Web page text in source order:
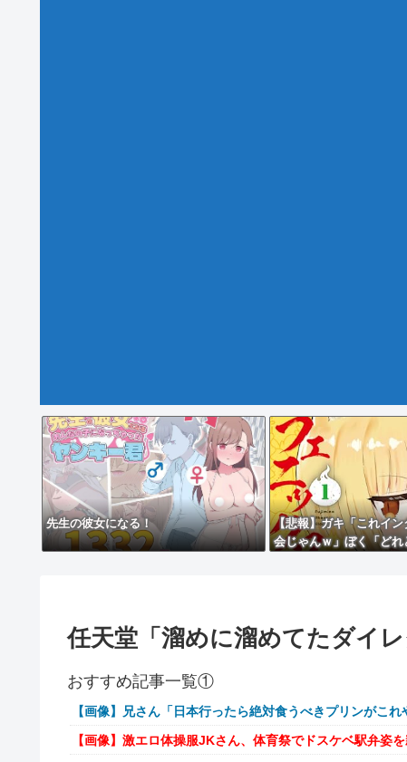
先生の彼女になる！
【悲報】ガキ「これイ
会じゃんｗ」ぼく「ど
任天堂「溜めに溜めてたダイ
おすすめ記事一覧①
【画像】兄さん「日本行ったら絶対食うべきプリンがこれ
【画像】激エロ体操服JKさん、体育祭でドスケベ駅弁姿